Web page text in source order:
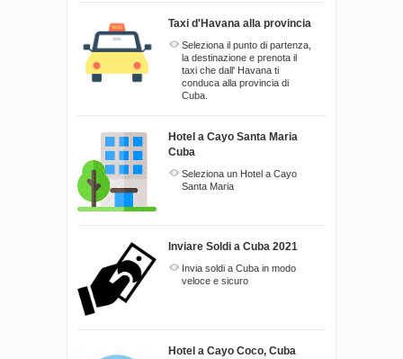
Taxi d'Havana alla provincia
Seleziona il punto di partenza,
la destinazione e prenota il
taxi che dall' Havana ti
conduca alla provincia di
Cuba.
Hotel a Cayo Santa Maria
Cuba
Seleziona un Hotel a Cayo
Santa Maria
Inviare Soldi a Cuba 2021
Invia soldi a Cuba in modo
veloce e sicuro
Hotel a Cayo Coco, Cuba